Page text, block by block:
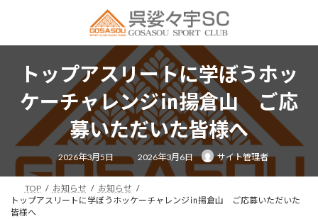
ン
ー
トップアスリートに学ぼうホッ
ケーチャレンジ㏌揚倉山 ご応
募いただいた皆様へ
2026年3月5日
終
新
日
時
:
2026年3月6日 サイト管理者
TOP お知らせ
お知らせ
トップアスリートに学ぼうホッケーチャレンジ㏌揚倉山 ご応募いただいた
皆様へ